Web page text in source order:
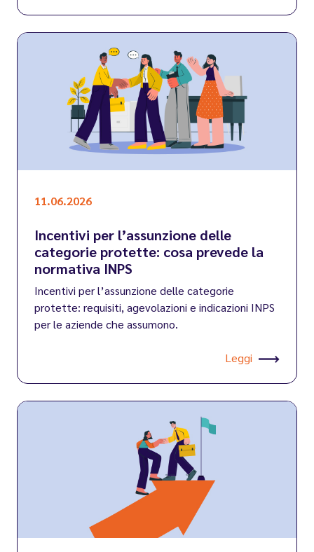
11.06.2026
Incentivi per l’assunzione delle
categorie protette: cosa prevede la
normativa INPS
Incentivi per l’assunzione delle categorie
protette: requisiti, agevolazioni e indicazioni INPS
per le aziende che assumono.
Leggi